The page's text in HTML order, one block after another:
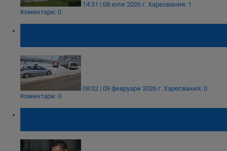
14:31 | 08 юли 2026 г. Харесвания: 1
Коментари: 0
08:02 | 09 февруари 2026 г. Харесвания: 0
Коментари: 0